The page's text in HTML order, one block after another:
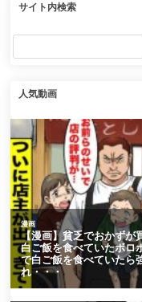
サイト内検索
人気動画